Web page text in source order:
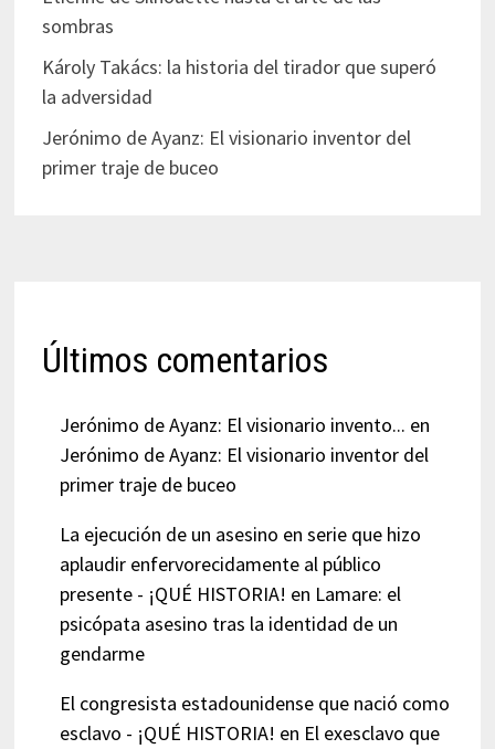
sombras
Károly Takács: la historia del tirador que superó
la adversidad
Jerónimo de Ayanz: El visionario inventor del
primer traje de buceo
Últimos comentarios
Jerónimo de Ayanz: El visionario invento... en
Jerónimo de Ayanz: El visionario inventor del
primer traje de buceo
La ejecución de un asesino en serie que hizo
aplaudir enfervorecidamente al público
presente - ¡QUÉ HISTORIA! en Lamare: el
psicópata asesino tras la identidad de un
gendarme
El congresista estadounidense que nació como
esclavo - ¡QUÉ HISTORIA! en El exesclavo que